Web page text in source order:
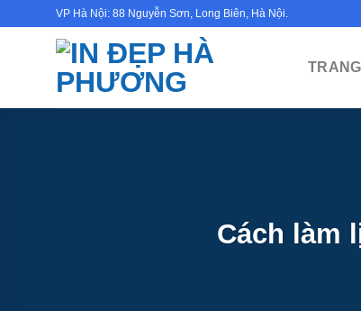
VP Hà Nội: 88 Nguyễn Sơn, Long Biên, Hà Nội.
Cách làm